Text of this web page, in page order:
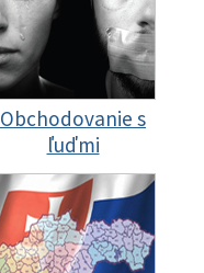
Obchodovanie s
ľuďmi